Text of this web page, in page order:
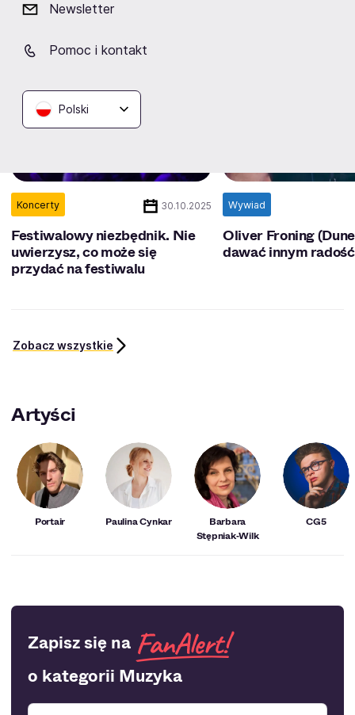
Newsletter
Pomoc i kontakt
Polski
Zobacz wszystkie
Koncerty 30.10.2025
Festiwalowy niezbędnik. Nie
uwierzysz, co może się
przydać na festiwalu
Wywiad
Oliver Froning
dawać innym
Artyści
Portair Paulina Cynkar
Barbara
Stępniak‑Wilk
CG5
Zapisz się na
o kategorii Muzyka